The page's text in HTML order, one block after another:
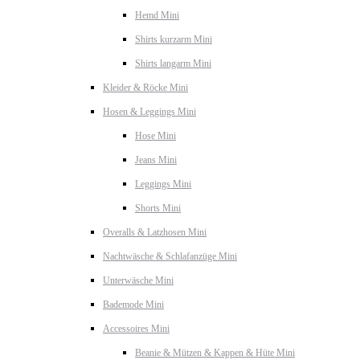
Hemd Mini
Shirts kurzarm Mini
Shirts langarm Mini
Kleider & Röcke Mini
Hosen & Leggings Mini
Hose Mini
Jeans Mini
Leggings Mini
Shorts Mini
Overalls & Latzhosen Mini
Nachtwäsche & Schlafanzüge Mini
Unterwäsche Mini
Bademode Mini
Accessoires Mini
Beanie & Mützen & Kappen & Hüte Mini